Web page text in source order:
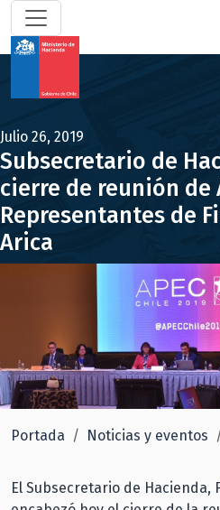
Julio 26, 2019
Subsecretario de
cierre de reunión de
Representantes de
Arica
Portada Noticias y eventos
El Subsecretario de Hacienda,